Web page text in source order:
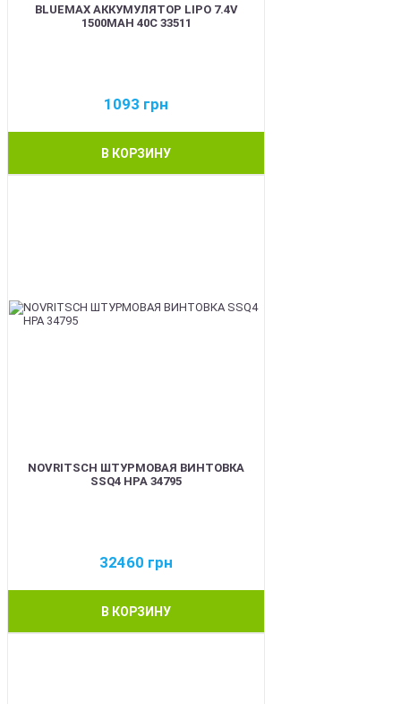
BLUEMAX АККУМУЛЯТОР LIPO 7.4V
1500MAH 40C 33511
1093 грн
В КОРЗИНУ
NOVRITSCH ШТУРМОВАЯ ВИНТОВКА
SSQ4 HPA 34795
32460 грн
В КОРЗИНУ